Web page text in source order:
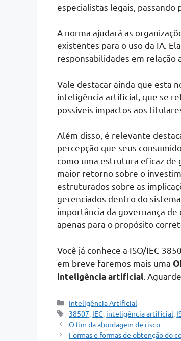
especialistas legais, passando
A norma ajudará as
existentes para o uso da IA.
responsabilidades em relação
Vale destacar ainda que esta
inteligência artificial, que se
possíveis impactos aos
Além disso, é relevante
percepção que seus
como uma estrutura eficaz de
maior retorno sobre o
estruturados sobre as
gerenciados dentro do
importância da governança
apenas para o propósito
Você já conhece a ISO/IEC
em breve faremos mais uma
inteligência artificial .
Categorias
Inteligência Artificial
Tags
38507, IEC, inteligência artificial,
O fim da abordagem de risco
Formas e formas de obtenção do